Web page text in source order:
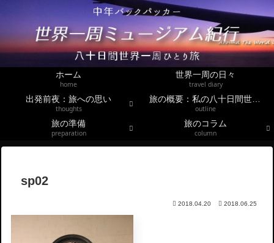
ホーム
home
世界一周の日々
travel diary
出発前夜：旅への思い
thoughts
旅の概要：私の八十日間世界一周
outline
旅の準備
preparation
旅のコラム
column
sp02
2018.04.20 2018.06.25